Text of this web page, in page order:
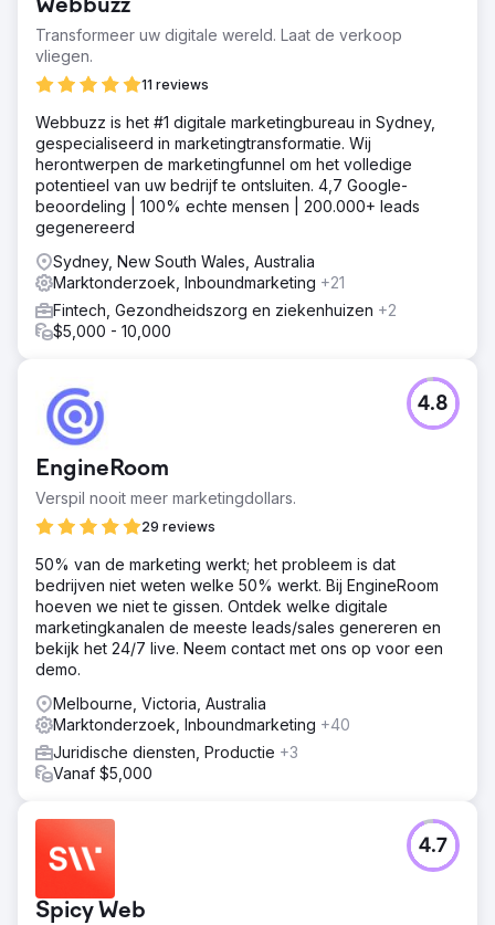
Webbuzz
Transformeer uw digitale wereld. Laat de verkoop
vliegen.
11 reviews
Webbuzz is het #1 digitale marketingbureau in Sydney,
gespecialiseerd in marketingtransformatie. Wij
herontwerpen de marketingfunnel om het volledige
potentieel van uw bedrijf te ontsluiten. 4,7 Google-
beoordeling | 100% echte mensen | 200.000+ leads
gegenereerd
Sydney, New South Wales, Australia
Marktonderzoek, Inboundmarketing +21
Fintech, Gezondheidszorg en ziekenhuizen +2
$5,000 - 10,000
EngineRoom
Verspil nooit meer marketingdollars.
29 reviews
4.8
50% van de marketing werkt; het probleem is dat
bedrijven niet weten welke 50% werkt. Bij EngineRoom
hoeven we niet te gissen. Ontdek welke digitale
marketingkanalen de meeste leads/sales genereren en
bekijk het 24/7 live. Neem contact met ons op voor een
demo.
Melbourne, Victoria, Australia
Marktonderzoek, Inboundmarketing +40
Juridische diensten, Productie +3
Vanaf $5,000
Spicy Web
4.7